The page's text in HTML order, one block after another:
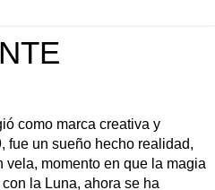
como marca creativa y
fue un sueño hecho realidad,
vela, momento en que la magia
la Luna, ahora se ha